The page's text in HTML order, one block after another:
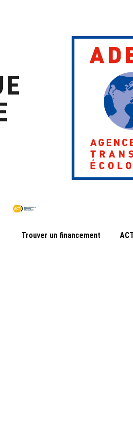
Trouver un financement